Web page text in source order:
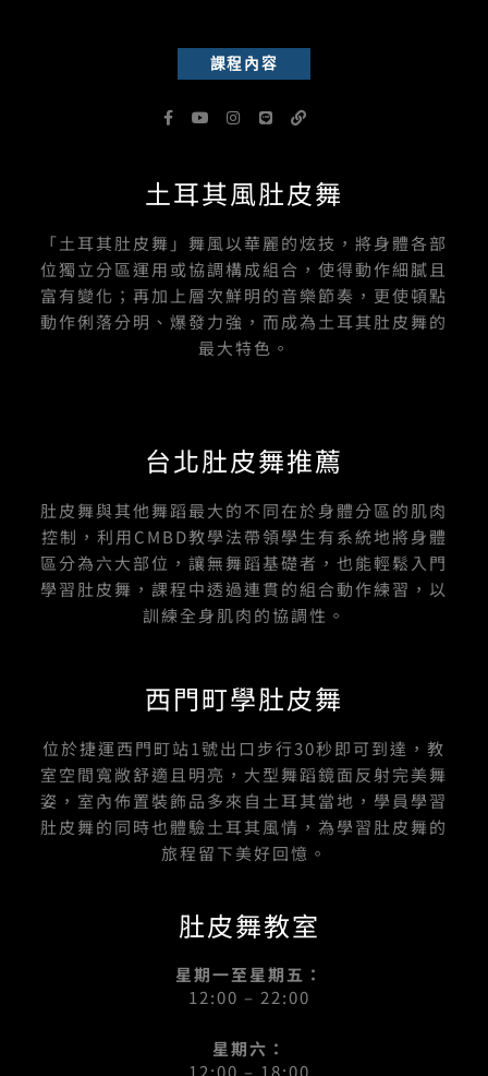
課程內容
F
a
o
o
f
Y
o
b
e
I
n
g
r
L
i
L
i
土耳其風肚皮舞
「土耳其肚皮舞」舞風以華麗的炫技，將身體各部
位獨立分區運用或協調構成組合，使得動作細膩且
富有變化；再加上層次鮮明的音樂節奏，更使頓點
動作俐落分明、爆發力強，而成為土耳其肚皮舞的
最大特色。
台北肚皮舞推薦
肚皮舞與其他舞蹈最大的不同在於身體分區的肌肉
控制，利用CMBD教學法帶領學生有系統地將身體
區分為六大部位，讓無舞蹈基礎者，也能輕鬆入門
學習肚皮舞，課程中透過連貫的組合動作練習，以
訓練全身肌肉的協調性。
西門町學肚皮舞
位於捷運西門町站1號出口步行30秒即可到達，教
室空間寬敞舒適且明亮，大型舞蹈鏡面反射完美舞
姿，室內佈置裝飾品多來自土耳其當地，學員學習
肚皮舞的同時也體驗土耳其風情，為學習肚皮舞的
旅程留下美好回憶。
肚皮舞教室
星期一至星期五：
12:00 – 22:00
星期六：
12:00 – 18:00